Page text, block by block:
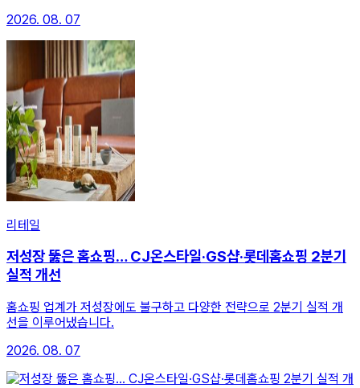
2026. 08. 07
리테일
저성장 뚫은 홈쇼핑… CJ온스타일·GS샵·롯데홈쇼핑 2분기
실적 개선
홈쇼핑 업계가 저성장에도 불구하고 다양한 전략으로 2분기 실적 개
선을 이루어냈습니다.
2026. 08. 07